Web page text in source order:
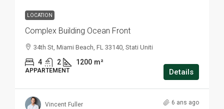
LOCATION
Complex Building Ocean Front
34th St, Miami Beach, FL 33140, Stati Uniti
4 2 1200 m²
APPARTEMENT Details
Vincent Fuller 6 ans ago